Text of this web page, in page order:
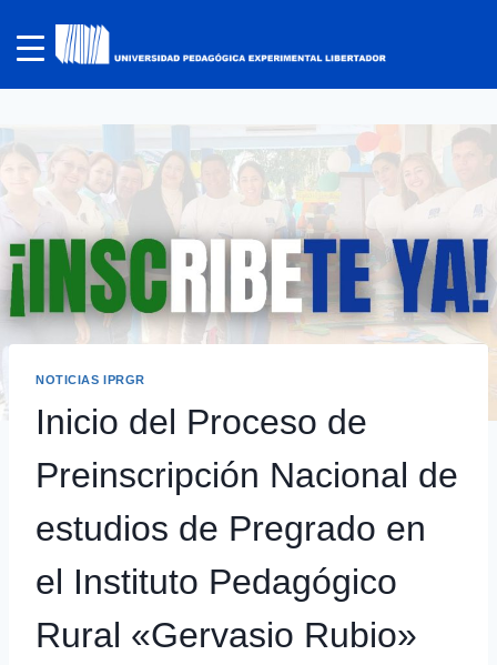
NOTICIAS IPRGR
Inicio del Proceso de
Preinscripción Nacional de
estudios de Pregrado en
el Instituto Pedagógico
Rural «Gervasio Rubio»